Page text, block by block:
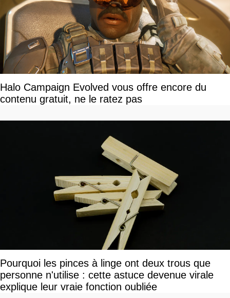
Halo Campaign Evolved vous offre encore du
contenu gratuit, ne le ratez pas
Pourquoi les pinces à linge ont deux trous que
personne n'utilise : cette astuce devenue virale
explique leur vraie fonction oubliée